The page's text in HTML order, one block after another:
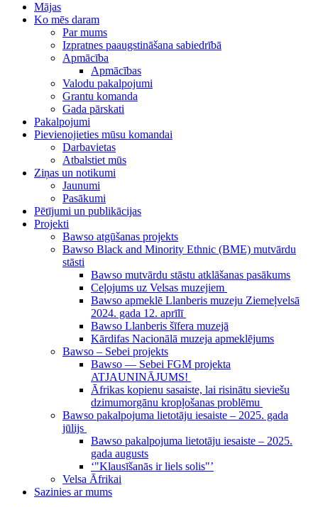
Mājas
Ko mēs daram
Par mums
Izpratnes paaugstināšana sabiedrībā
Apmācība
Apmācības
Valodu pakalpojumi
Grantu komanda
Gada pārskati
Pakalpojumi
Pievienojieties mūsu komandai
Darbavietas
Atbalstiet mūs
Ziņas un notikumi
Jaunumi
Pasākumi
Pētījumi un publikācijas
Projekti
Bawso atgūšanas projekts
Bawso Black and Minority Ethnic (BME) mutvārdu
stāsti
Bawso mutvārdu stāstu atklāšanas pasākums
Ceļojums uz Velsas muzejiem
Bawso apmeklē Llanberis muzeju Ziemeļvelsā
2024. gada 12. aprīlī
Bawso Llanberis šīfera muzejā
Kārdifas Nacionālā muzeja apmeklējums
Bawso – Sebei projekts
Bawso — Sebei FGM projekta
ATJAUNINĀJUMS!
Āfrikas kopienu sasaiste, lai risinātu sieviešu
dzimumorgānu kropļošanas problēmu
Bawso pakalpojuma lietotāju iesaiste – 2025. gada
jūlijs
Bawso pakalpojuma lietotāju iesaiste – 2025.
gada augusts
‘"Klausīšanās ir liels solis"’
Velsa Āfrikai
Sazinies ar mums